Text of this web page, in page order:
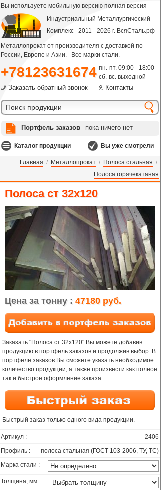
Вы используете мобильную версию полная версия
Индустриальный Металлургический
Комплекс 2011 - 2026 г. ВсяСталь.рф
Металлопрокат от производителя с доставкой по
России, Европе и Азии.
Все марки стали.
+78123631674 пн.-пт. 09:00 - 18:00
сб.-вс. выходной
Заказать обратный звонок Контакты
Портфель заказов пока ничего нет
Каталог продукции Вы уже смотрели
Главная / Металлопрокат / Полоса стальная /
Полоса горячекатаная
Полоса ст 32х120
Цена за тонну : 47180 руб.
Заказать "Полоса ст 32х120" Вы можете добавив
продукцию в портфель заказов и продолжив выбор. В
портфеле заказов Вы сможете указать необходимое
количество продукции, а также произвести как полное
так и быстрое оформление заказа.
Быстрый заказ только одного вида продукции.
Артикул :
2406
Профиль :
полоса стальная (ГОСТ 103-2006, ТУ, ТС)
Марка стали :
Толщина, мм. :